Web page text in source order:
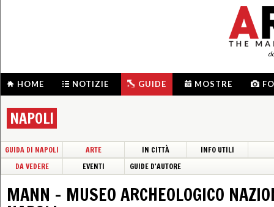
HOME NOTIZIE GUIDE MOSTRE
NAPOLI
GUIDA DI NAPOLI ARTE IN CITTÀ
INFO UTILI
DA VEDERE
EVENTI GUIDE D'AUTORE
MANN - MUSEO ARCHEOLOGICO